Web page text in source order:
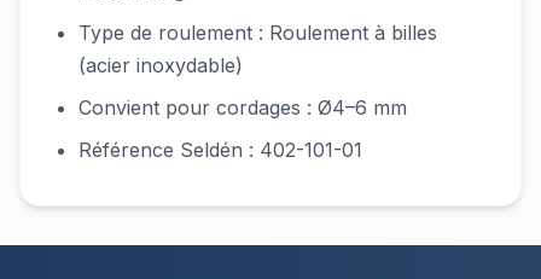
Type de roulement : Roulement à billes
(acier inoxydable)
Convient pour cordages : Ø4–6 mm
Référence Seldén : 402-101-01